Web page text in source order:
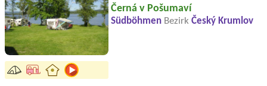
Černá v Pošumaví
Südböhmen Bezirk Český Krumlov